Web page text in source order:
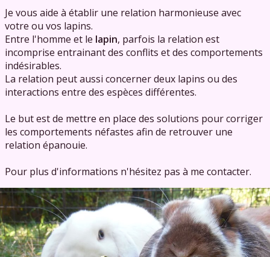
Je vous aide à établir une relation harmonieuse avec
votre ou vos lapins.
Entre l'homme et le lapin, parfois la relation est
incomprise entrainant des conflits et des comportements
indésirables.
La relation peut aussi concerner deux lapins ou des
interactions entre des espèces différentes.
Le but est de mettre en place des solutions pour corriger
les comportements néfastes afin de retrouver une
relation épanouie.
Pour plus d'informations n'hésitez pas à me contacter.